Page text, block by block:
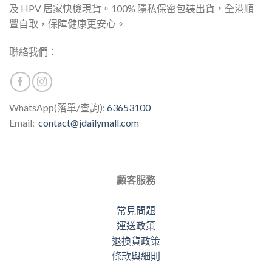
及 HPV 居家快檢現貨。100% 隱私保密包裝出貨，全港順
豐自取，保障健康更安心。
聯絡我們：
WhatsApp(落單/查詢): 63653100
Email: contact@jdailymall.com
顧客服務
常見問題
運送政策
退換貨政策
條款與細則